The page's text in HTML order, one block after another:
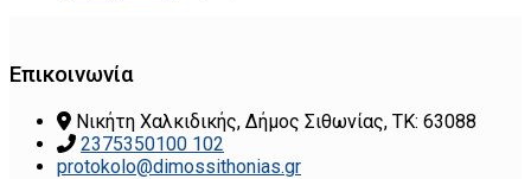
Επικοινωνία
Νικήτη Χαλκιδικής, Δήμος Σιθωνίας, ΤΚ: 63088
2375350100 102
protokolo@dimossithonias.gr